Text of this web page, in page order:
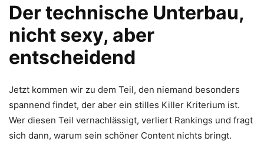
Der technische Unterbau,
nicht sexy, aber
entscheidend
Jetzt kommen wir zu dem Teil, den niemand besonders
spannend findet, der aber ein stilles Killer Kriterium ist.
Wer diesen Teil vernachlässigt, verliert Rankings und fragt
sich dann, warum sein schöner Content nichts bringt.